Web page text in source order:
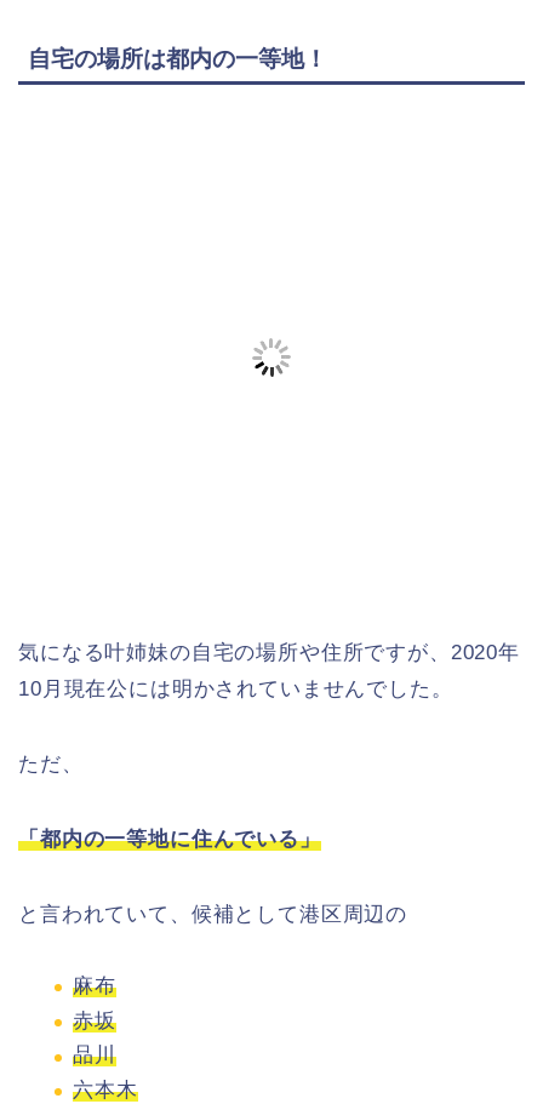
自宅の場所は都内の一等地！
気になる叶姉妹の自宅の場所や住所ですが、2020年
10月現在公には明かされていませんでした。
ただ、
「都内の一等地に住んでいる」
と言われていて、候補として港区周辺の
麻布
赤坂
品川
六本木